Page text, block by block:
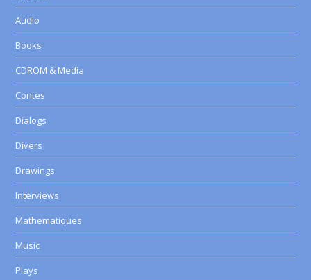
Audio
Books
CDROM & Media
Contes
Dialogs
Divers
Drawings
Interviews
Mathematiques
Music
Plays